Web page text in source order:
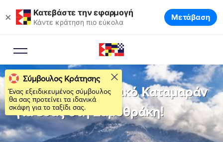
× Κατεβάστε την εφαρμογή
Κάντε κράτηση πιο εύκολα Μετάβαση
Νοικιάστε το ιδανικό Καταμαράν
για εσάς στη Σαμοθράκη!
Σύμβουλος Κράτησης
Ένας εξειδικευμένος σύμβουλος
θα σας προτείνει τα ιδανικά
σκάφη για το ταξίδι σας.